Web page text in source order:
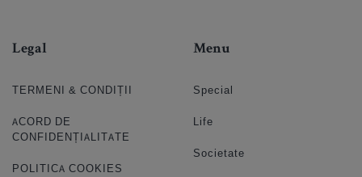
Legal
TERMENI & CONDIȚII
ACORD DE
CONFIDENȚIALITATE
POLITICA COOKIES
Menu
Special
Life
Societate